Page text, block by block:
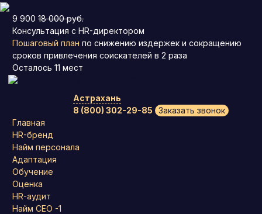
9 900 18 000 руб.
Консультация с HR-директором
Пошаговый план по снижению издержек и сокращению
сроков привлечения соискателей в 2 раза
Осталось 11 мест
Астрахань
8 (800) 302-29-85
Заказать звонок
Главная
HR-бренд
Найм персонала
Адаптация
Обучение
Оценка
HR-аудит
Найм СЕО -1